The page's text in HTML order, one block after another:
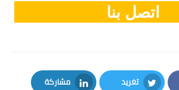
اتصل بنا
تغريد مشاركة